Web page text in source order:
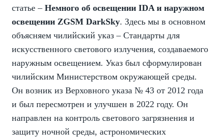
статье – Немного об освещении IDA и наружном
освещении ZGSM DarkSky. Здесь мы в основном
объясняем чилийский указ – Стандарты для
искусственного светового излучения, создаваемого
наружным освещением. Указ был сформулирован
чилийским Министерством окружающей среды.
Он возник из Верховного указа № 43 от 2012 года
и был пересмотрен и улучшен в 2022 году. Он
направлен на контроль светового загрязнения и
защиту ночной среды, астрономических